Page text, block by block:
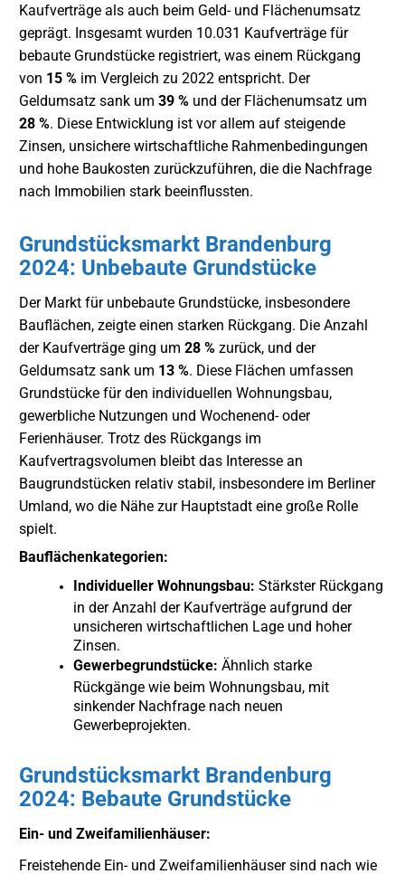
Kaufverträge als auch beim Geld- und Flächenumsatz
geprägt. Insgesamt wurden 10.031 Kaufverträge für
bebaute Grundstücke registriert, was einem Rückgang
von 15 % im Vergleich zu 2022 entspricht. Der
Geldumsatz sank um 39 % und der Flächenumsatz um
28 %. Diese Entwicklung ist vor allem auf steigende
Zinsen, unsichere wirtschaftliche Rahmenbedingungen
und hohe Baukosten zurückzuführen, die die Nachfrage
nach Immobilien stark beeinflussten.
Grundstücksmarkt Brandenburg
2024: Unbebaute Grundstücke
Der Markt für unbebaute Grundstücke, insbesondere
Bauflächen, zeigte einen starken Rückgang. Die Anzahl
der Kaufverträge ging um 28 % zurück, und der
Geldumsatz sank um 13 %. Diese Flächen umfassen
Grundstücke für den individuellen Wohnungsbau,
gewerbliche Nutzungen und Wochenend- oder
Ferienhäuser. Trotz des Rückgangs im
Kaufvertragsvolumen bleibt das Interesse an
Baugrundstücken relativ stabil, insbesondere im Berliner
Umland, wo die Nähe zur Hauptstadt eine große Rolle
spielt.
Bauflächenkategorien:
Individueller Wohnungsbau: Stärkster Rückgang
in der Anzahl der Kaufverträge aufgrund der
unsicheren wirtschaftlichen Lage und hoher
Zinsen.
Gewerbegrundstücke: Ähnlich starke
Rückgänge wie beim Wohnungsbau, mit
sinkender Nachfrage nach neuen
Gewerbeprojekten.
Grundstücksmarkt Brandenburg
2024: Bebaute Grundstücke
Ein- und Zweifamilienhäuser:
Freistehende Ein- und Zweifamilienhäuser sind nach wie